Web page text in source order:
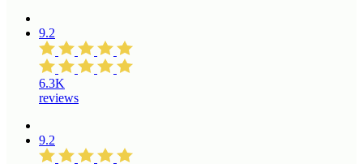
9.2
6.3K
reviews
9.2